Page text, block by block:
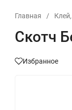
Главная /
Скотч
Избранное